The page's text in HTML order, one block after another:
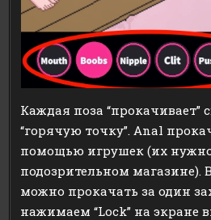
Каждая поза “прокачивает”
“горячую точку”. Anal
помощью игрушек (их
подозрительном магазине).
можно прокачать за один
нажимаем “Lock” на экране